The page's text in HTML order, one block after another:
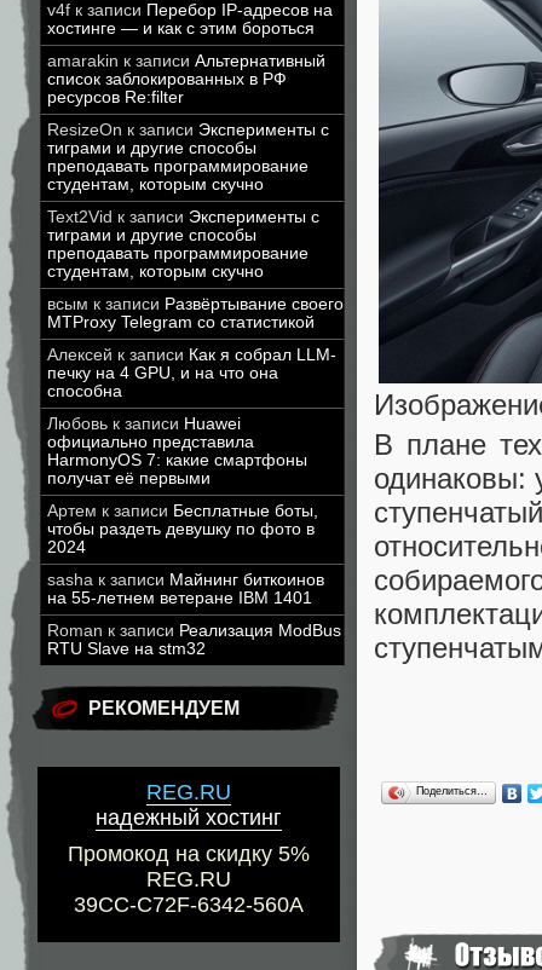
v4f к записи Перебор IP-адресов на
хостинге — и как с этим бороться
amarakin к записи Альтернативный
список заблокированных в РФ
ресурсов Re:filter
ResizeOn к записи Эксперименты с
тиграми и другие способы
преподавать программирование
студентам, которым скучно
Text2Vid к записи Эксперименты с
тиграми и другие способы
преподавать программирование
студентам, которым скучно
всым к записи Развёртывание своего
MTProxy Telegram со статистикой
Алексей к записи Как я собрал LLM-
печку на 4 GPU, и на что она
способна
Любовь к записи Huawei
официально представила
HarmonyOS 7: какие смартфоны
получат её первыми
Артем к записи Бесплатные боты,
чтобы раздеть девушку по фото в
2024
sasha к записи Майнинг биткоинов
на 55-летнем ветеране IBM 1401
Roman к записи Реализация ModBus
RTU Slave на stm32
РЕКОМЕНДУЕМ
REG.RU
надежный хостинг
Промокод на скидку 5%
REG.RU
39CC-C72F-6342-560A
В плане
одинаковы:
Поделиться…